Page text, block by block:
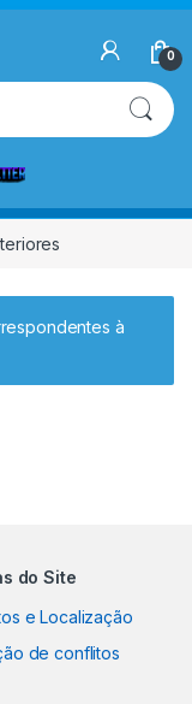
0
à
do Site
e Localização
de conflitos